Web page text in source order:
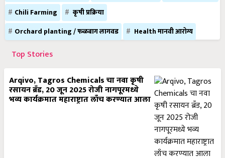
Chili Farming
कृषी प्रक्रिया
Orchard planting / फळबाग लागवड
Health मानवी आरोग्य
Top Stories
Arqivo, Tagros Chemicals चा नवा कृषी
रसायन ब्रँड, 20 जून 2025 रोजी नागपूरमध्ये
भव्य कार्यक्रमात महाराष्ट्रात लाँच करण्यात आला